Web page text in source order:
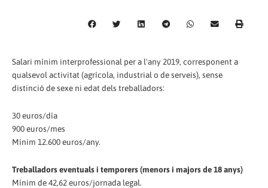
Salari mínim interprofessional per a l'any 2019, corresponent a
qualsevol activitat (agrícola, industrial o de serveis), sense
distinció de sexe ni edat dels treballadors:
30 euros/día
900 euros/mes
Mínim 12.600 euros/any.
Treballadors eventuals i temporers (menors i majors de 18 anys)
Mínim de 42,62 euros/jornada legal.